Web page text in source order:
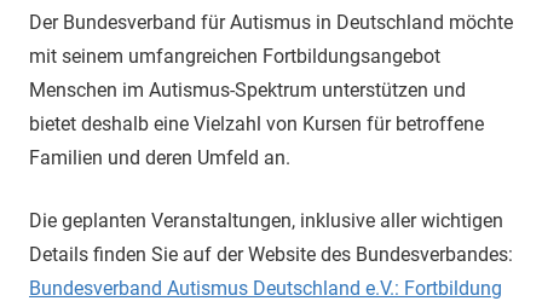
Der Bundesverband für Autismus in Deutschland möchte
mit seinem umfangreichen Fortbildungsangebot
Menschen im Autismus-Spektrum unterstützen und
bietet deshalb eine Vielzahl von Kursen für betroffene
Familien und deren Umfeld an.
Die geplanten Veranstaltungen, inklusive aller wichtigen
Details finden Sie auf der Website des Bundesverbandes:
Bundesverband Autismus Deutschland e.V.: Fortbildung